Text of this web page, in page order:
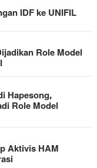
IDF ke UNIFIL
Role Model
Hapesong,
Role Model
Aktivis HAM